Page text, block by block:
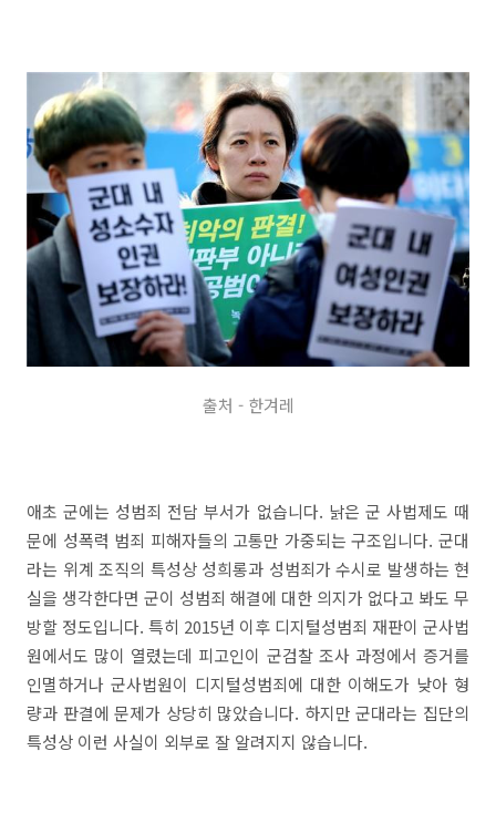
출처 - 한겨레
애초 군에는 성범죄 전담 부서가 없습니다. 낡은 군 사법제도 때
문에 성폭력 범죄 피해자들의 고통만 가중되는 구조입니다. 군대
라는 위계 조직의 특성상 성희롱과 성범죄가 수시로 발생하는 현
실을 생각한다면 군이 성범죄 해결에 대한 의지가 없다고 봐도 무
방할 정도입니다. 특히 2015년 이후 디지털성범죄 재판이 군사법
원에서도 많이 열렸는데 피고인이 군검찰 조사 과정에서 증거를
인멸하거나 군사법원이 디지털성범죄에 대한 이해도가 낮아 형
량과 판결에 문제가 상당히 많았습니다. 하지만 군대라는 집단의
특성상 이런 사실이 외부로 잘 알려지지 않습니다.